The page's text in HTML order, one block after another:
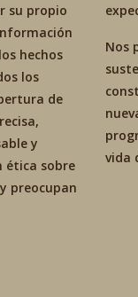
su propio
hechos
los
de
y
ética sobre
preocupan
Nos
vida